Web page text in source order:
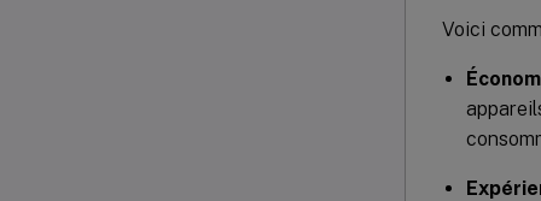
Voici